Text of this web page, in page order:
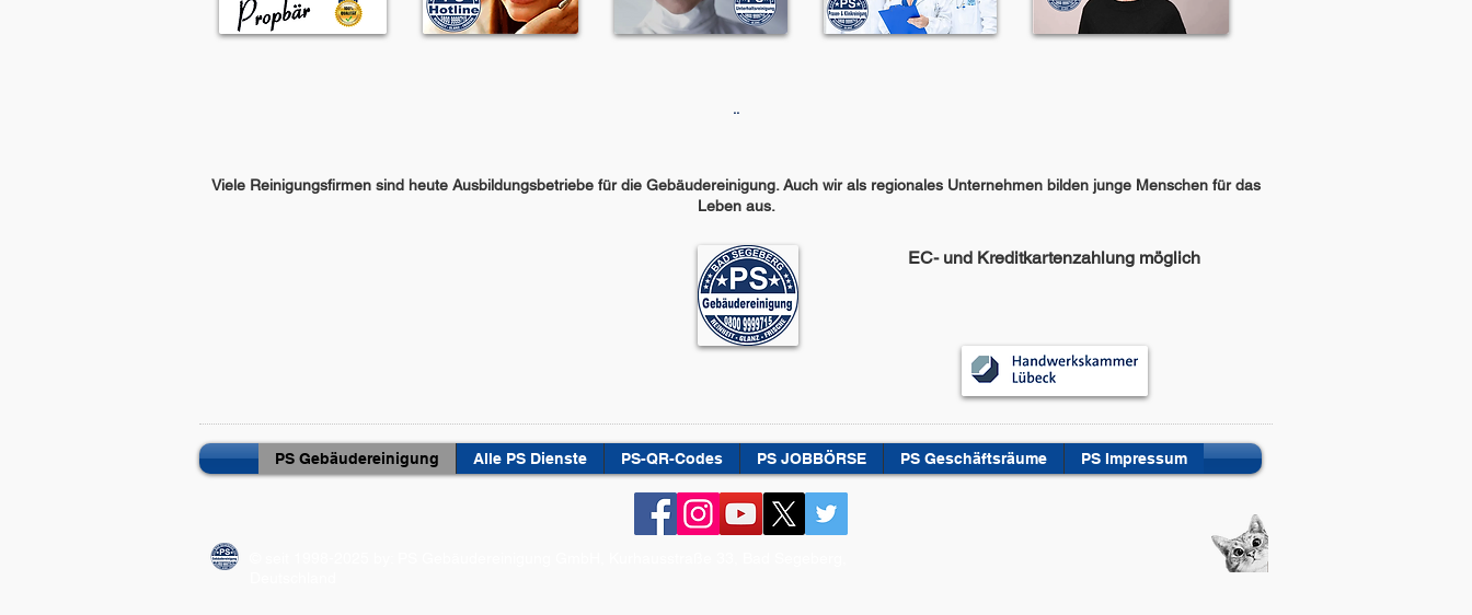
..
Viele Reinigungsfirmen sind heute Ausbildungsbetriebe für die Gebäudereinigung. Auch wir als regionales Unternehmen bilden junge Menschen für das
Leben aus.
EC- und Kreditkartenzahlung möglich
PS Gebäudereinigung Alle PS Dienste PS-QR-Codes PS JOBBÖRSE PS Geschäftsräume PS Impressum